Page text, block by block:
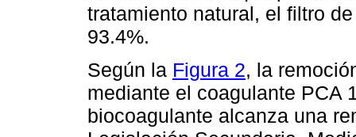
tratamiento natural, el filtro
93.4%.
Según la Figura 2, la
mediante el coagulante PCA
biocoagulante alcanza una